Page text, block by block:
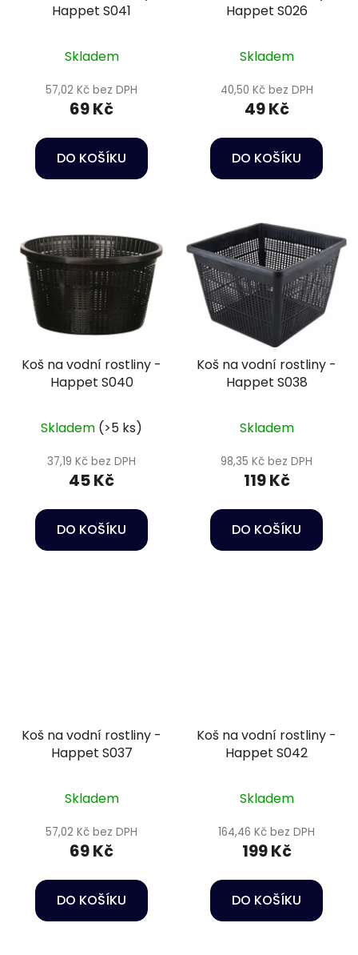
Happet S041
Skladem
57,02 Kč bez DPH
69 Kč
DO KOŠÍKU
Happet S026
Skladem
40,50 Kč bez DPH
49 Kč
DO KOŠÍKU
Koš na vodní rostliny -
Happet S040
Skladem (>5 ks)
37,19 Kč bez DPH
45 Kč
DO KOŠÍKU
Koš na vodní rostliny -
Happet S038
Skladem
98,35 Kč bez DPH
119 Kč
DO KOŠÍKU
Koš na vodní rostliny -
Happet S037
Skladem
57,02 Kč bez DPH
69 Kč
DO KOŠÍKU
Koš na vodní rostliny -
Happet S042
Skladem
164,46 Kč bez DPH
199 Kč
DO KOŠÍKU